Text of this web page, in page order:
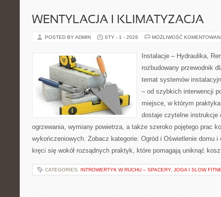
WENTYLACJA I KLIMATYZACJA
POSTED BY ADMIN STY - 1 - 2026 MOŻLIWOŚĆ
Instalacje – Hydraulika,
rozbudowany przewodnik
temat systemów
– od szybkich interwencji
miejsce, w którym
dostaje czytelne instrukcje
ogrzewania, wymiany powietrza, a także szeroko pojętego prac
wykończeniowych. Zobacz kategorie: Ogród i Oświetlenie domu
kręci się wokół rozsądnych praktyk, które pomagają uniknąć
CATEGORIES: INTROWERTYK W RUCHU – SPACERY, JOGA I SLOW